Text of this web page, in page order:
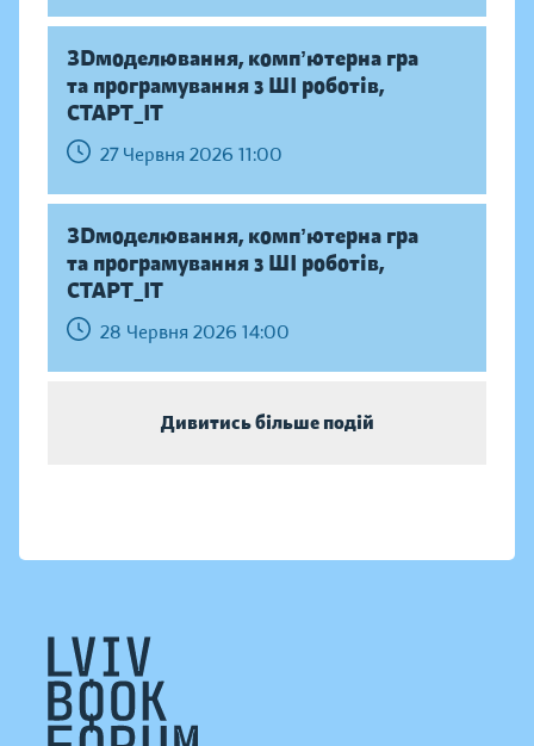
ЗDмоделювання, компʼютерна гра
та програмування з ШІ роботів,
СТАРТ_ІТ
27 Червня 2026 11:00
ЗDмоделювання, компʼютерна гра
та програмування з ШІ роботів,
СТАРТ_ІТ
28 Червня 2026 14:00
Дивитись більше подій